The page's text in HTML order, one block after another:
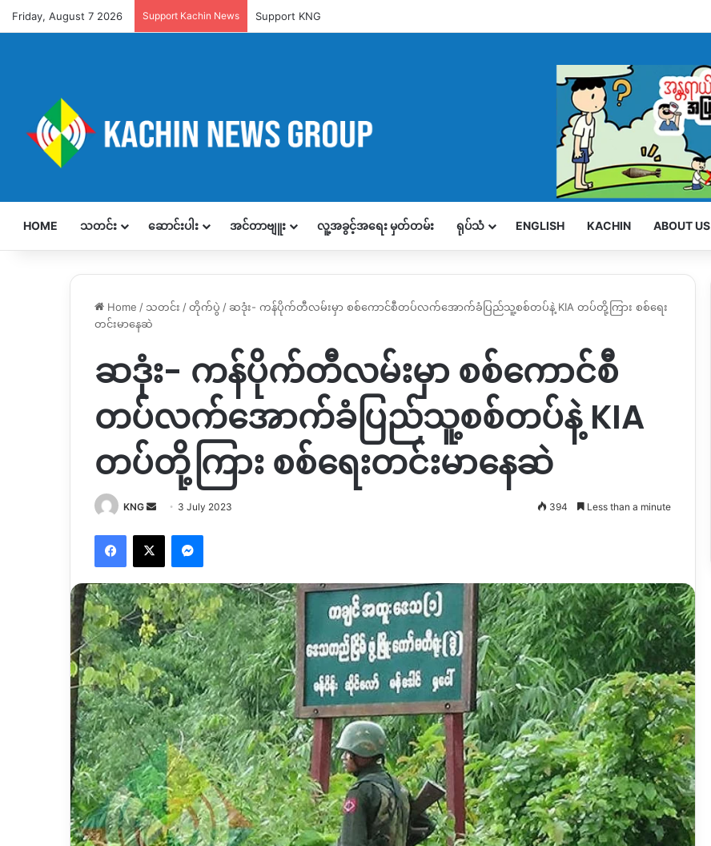
Friday, August 7 2026 Support Kachin News Support KNG
HOME သတင်း ဆောင်းပါး အင်တာဗျူး လူ့အခွင့်အရေး မှတ်တမ်း ရုပ်သံ ENGLISH KACHIN ABOUT US
Home / သတင်း /တိုက်ပွဲ /ဆဒုံး- ကန်ပိုက်တီလမ်းမှာ စစ်ကောင်စီတပ်လက်အောက်ခံပြည်သူ့စစ်တပ်နဲ့ KIA တပ်တို့ကြား စစ်ရေး
တင်းမာနေဆဲ
ဆဒုံး- ကန်ပိုက်တီလမ်းမှာ စစ်ကောင်စီ
တပ်လက်အောက်ခံပြည်သူ့စစ်တပ်နဲ့ KIA
တပ်တို့ကြား စစ်ရေးတင်းမာနေဆဲ
KNG
Send 3 July 2023 394 Less than a minute
Facebook
X Messenger